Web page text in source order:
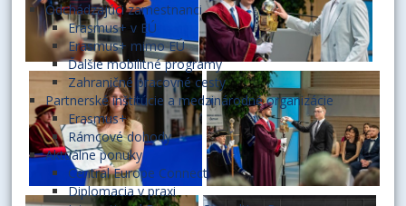
Odchádzajúci zamestnanci
Erasmus+ v EÚ
Erasmus+ mimo EÚ
Ďalšie mobilitné programy
Zahraničné pracovné cesty
Partnerské inštitúcie a medzinárodné organizácie
Erasmus+
Rámcové dohody
Aktuálne ponuky
Central Europe Connect
Diplomacia v praxi